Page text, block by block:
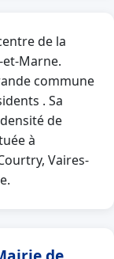
de la
Marne.
commune
. Sa
de
à
Vaires-